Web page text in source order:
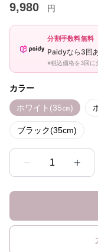
9,980 円
分割手数料無料
Paidyなら3回
※税込価格を3回に
カラー
ホワイト(35㎝)
ブラック(35cm)
1